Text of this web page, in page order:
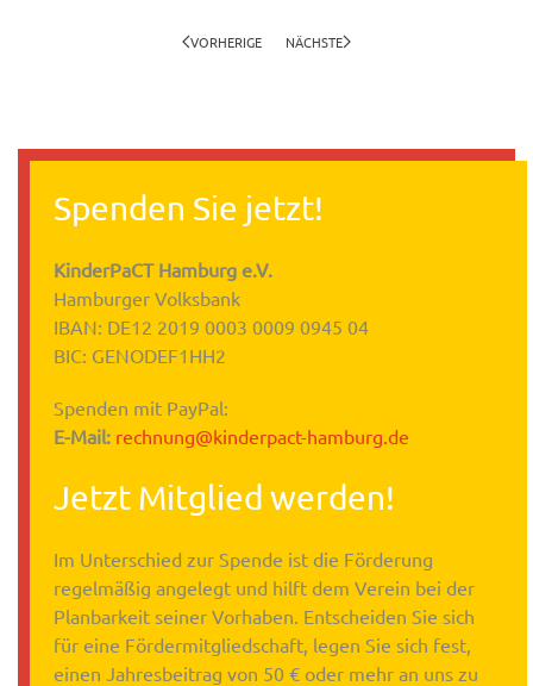
VORHERIGE NÄCHSTE
Spenden Sie jetzt!
KinderPaCT Hamburg e.V.
Hamburger Volksbank
IBAN: DE12 2019 0003 0009 0945 04
BIC: GENODEF1HH2
Spenden mit PayPal:
E-Mail: rechnung@kinderpact-hamburg.de
Jetzt Mitglied werden!
Im Unterschied zur Spende ist die Förderung
regelmäßig angelegt und hilft dem Verein bei der
Planbarkeit seiner Vorhaben. Entscheiden Sie sich
für eine Fördermitgliedschaft, legen Sie sich fest,
einen Jahresbeitrag von 50 € oder mehr an uns zu